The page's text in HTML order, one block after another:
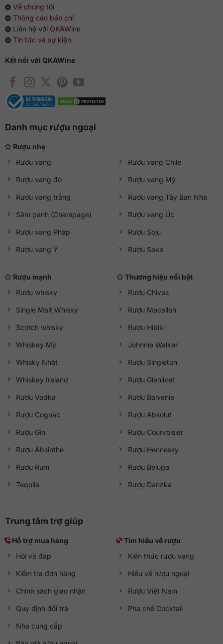
Về chúng tôi
Thông cáo báo chí
Liên hệ với QKAWine
Tin tức và sự kiện
Kết nối với QKAWine
Danh mục rượu ngoại
Rượu nhẹ
Rượu vang
Rượu vang đỏ
Rượu vang trắng
Sâm panh (Champage)
Rượu vang Pháp
Rượu vang Ý
Rượu vang Chile
Rượu vang Mỹ
Rượu vang Tây Ban Nha
Rượu vang Úc
Rượu Soju
Rượu Sake
Rượu mạnh
Rượu whisky
Single Malt Whisky
Scotch whisky
Whiskey Mỹ
Whisky Nhật
Whiskey Ireland
Rượu Vodka
Rượu Cognac
Rượu Gin
Rượu Absinthe
Rượu Rum
Tequila
Thương hiệu nổi bật
Rượu Chivas
Rượu Macallan
Rượu Hibiki
Johnnie Walker
Rượu Singleton
Rượu Glenlivet
Rượu Balvenie
Rượu Absolut
Rượu Courvoisier
Rượu Hennessy
Rượu Beluga
Rượu Danzka
Trung tâm trợ giúp
Hỗ trợ mua hàng
Hỏi và đáp
Kiểm tra đơn hàng
Chính sách giao nhận
Quy định đổi trả
Nhà cung cấp
Tìm hiểu về rượu
Kiến thức rượu vang
Hiểu về rượu ngoại
Rượu Việt Nam
Pha chế Cocktail